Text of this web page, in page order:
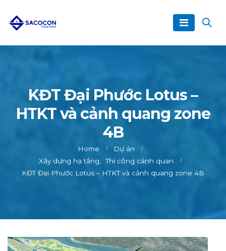
KĐT Đại Phước Lotus –
HTKT và cảnh quang zone
4B
Home
Dự án
Xây dựng hạ tầng
Thi công cảnh quan
KĐT Đại Phước Lotus – HTKT và cảnh quang zone 4B